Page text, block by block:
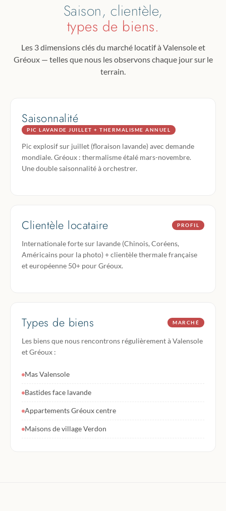
Saison, clientèle,
types de biens.
Les 3 dimensions clés du marché locatif à Valensole et
Gréoux — telles que nous les observons chaque jour sur le
terrain.
Saisonnalité
PIC LAVANDE JUILLET + THERMALISME ANNUEL
Pic explosif sur juillet (floraison lavande) avec demande
mondiale. Gréoux : thermalisme étalé mars-novembre.
Une double saisonnalité à orchestrer.
Clientèle locataire PROFIL
Internationale forte sur lavande (Chinois, Coréens,
Américains pour la photo) + clientèle thermale française
et européenne 50+ pour Gréoux.
Types de biens MARCHÉ
Les biens que nous rencontrons régulièrement à Valensole
et Gréoux :
Mas Valensole
Bastides face lavande
Appartements Gréoux centre
Maisons de village Verdon